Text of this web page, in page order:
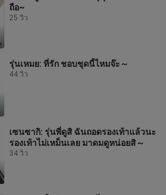
ถือ~
25 วิว
รุ่นเหมย: ที่รัก ชอบชุดนี้ไหมจ๊ะ～
44 วิว
เซนซากิ: รุ่นพี่ดูสิ ฉันถอดรองเท้าแล้วนะ
รองเท้าไม่เหม็นเลย มาดมดูหน่อยสิ～
34 วิว